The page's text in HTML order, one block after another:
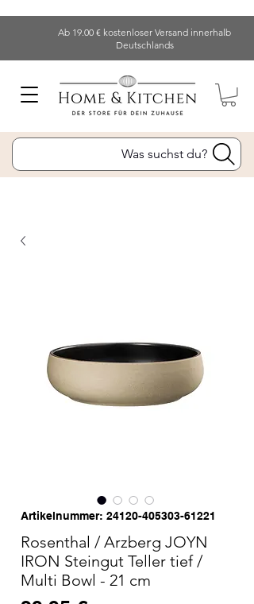
Ab 19.00 € kostenloser Versand innerhalb
Deutschlands
Was suchst du?
Artikelnummer: 24120-405303-61221
Rosenthal / Arzberg JOYN
IRON Steingut Teller tief /
Multi Bowl - 21 cm